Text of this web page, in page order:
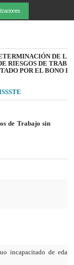
DE
RIESGOS DE
POR EL BONO
de Trabajo sin
incapacitado de edad